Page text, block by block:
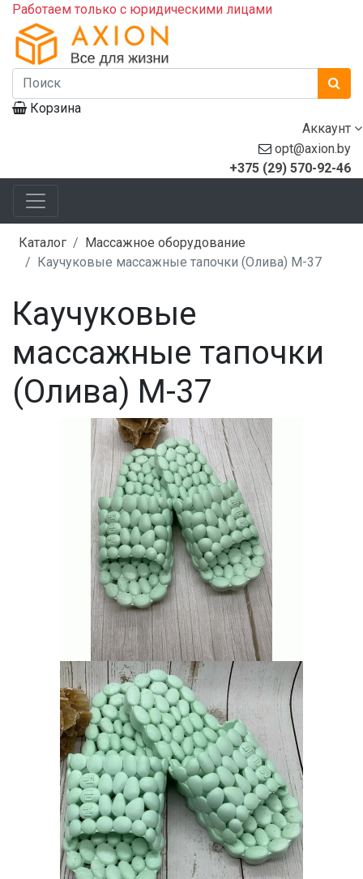
Работаем только с юридическими лицами
Корзина
Аккаунт
opt@axion.by
+375 (29) 570-92-46
Каталог
Массажное оборудование
Каучуковые массажные тапочки (Олива) М-37
Каучуковые
массажные тапочки
(Олива) М-37